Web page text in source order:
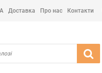
Доставка Про нас Контакти